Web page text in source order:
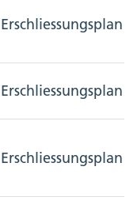
Erschliessungsplan
Erschliessungsplan
Erschliessungsplan